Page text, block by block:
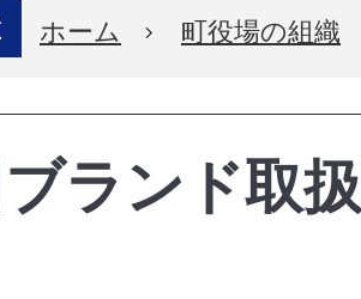
ホーム 町役場の組織
ランド取